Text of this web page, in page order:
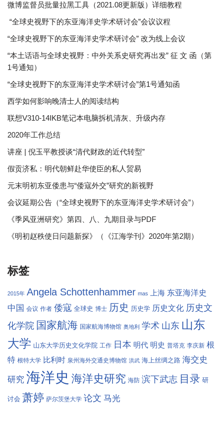
微博监督员批量拉黑工具（2021.08更新版）详细教程
“全球史视野下的东亚海洋史学术研讨会”会议议程
“全球史视野下的东亚海洋史学术研讨会” 改为线上会议
“本土话语与全球史视野：中外关系史研究再出发” 征 文 函（第
1号通知）
“全球史视野下的东亚海洋史学术研讨会”第1号通知函
西学如何影响晚清士人的阅读结构
联想V310-14IKB笔记本电脑拆机清灰、升级内存
2020年工作总结
讲座 | 倪玉平教授谈“清代财政的近代转型”
假贡济私：明代朝鲜赴华使臣的私人贸易
元末明初东亚倭患与“倭寇外交”研究的新视野
会议延期公告（“全球史视野下的东亚海洋史学术研讨会”）
《季风亚洲研究》第四、八、九期目录与PDF
《明初赵秩使日问题新探》（《江海学刊》2020年第2期）
标签
2015年 Angela Schottenhammer mas 上海 东亚海洋史
中国 会议 作者 倭寇 全球史 博士 历史 历史学 历史文化 历史文
化学院 国家航海 国家航海博物馆 奥地利 学术 山东 山东
大学 山东大学历史文化学院 工作 日本 明代 明史 普塔克 李庆新 根
特 根特大学 比利时 泉州海外交通史博物馆 洪武 海上丝绸之路 海交史
研究 海洋史 海洋史研究 海防 滨下武志 目录 研
讨会 萧婷 萨尔茨堡大学 论文 马光